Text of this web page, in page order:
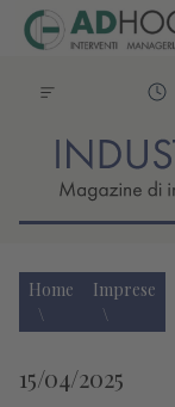
Home Imprese
15/04/2025